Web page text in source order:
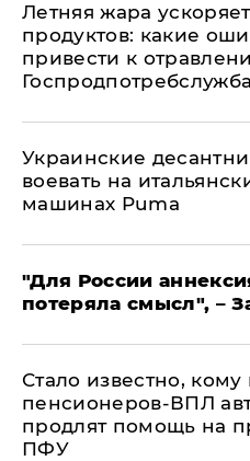
Летняя жара
продуктов: какие
привести к
Госпродпотребслужба
Украинские
воевать на
машинах Puma
"Для России
потеряла смысл", –
Стало известно,
пенсионеров-ВПЛ
продлят помощь на
ПФУ